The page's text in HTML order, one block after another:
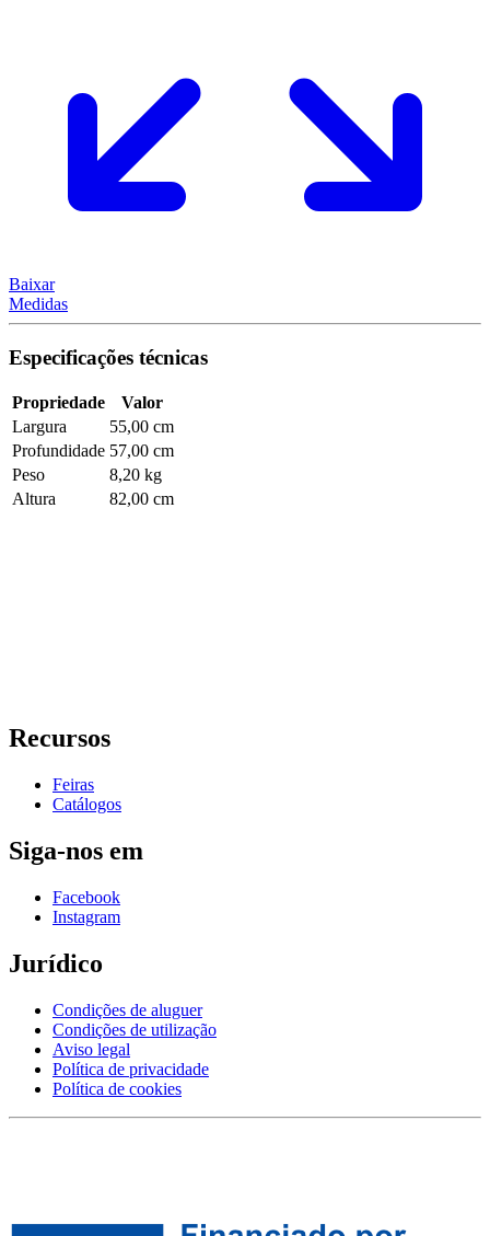
Baixar
Medidas
Especificações técnicas
Propriedade
Valor
Largura
55,00 cm
Profundidade 57,00 cm
Peso
8,20 kg
Altura
82,00 cm
Recursos
Feiras
Catálogos
Siga-nos em
Facebook
Instagram
Jurídico
Condições de aluguer
Condições de utilização
Aviso legal
Política de privacidade
Política de cookies